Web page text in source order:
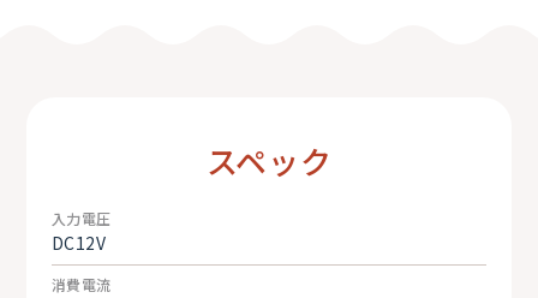
スペック
入力電圧
DC12V
消費電流